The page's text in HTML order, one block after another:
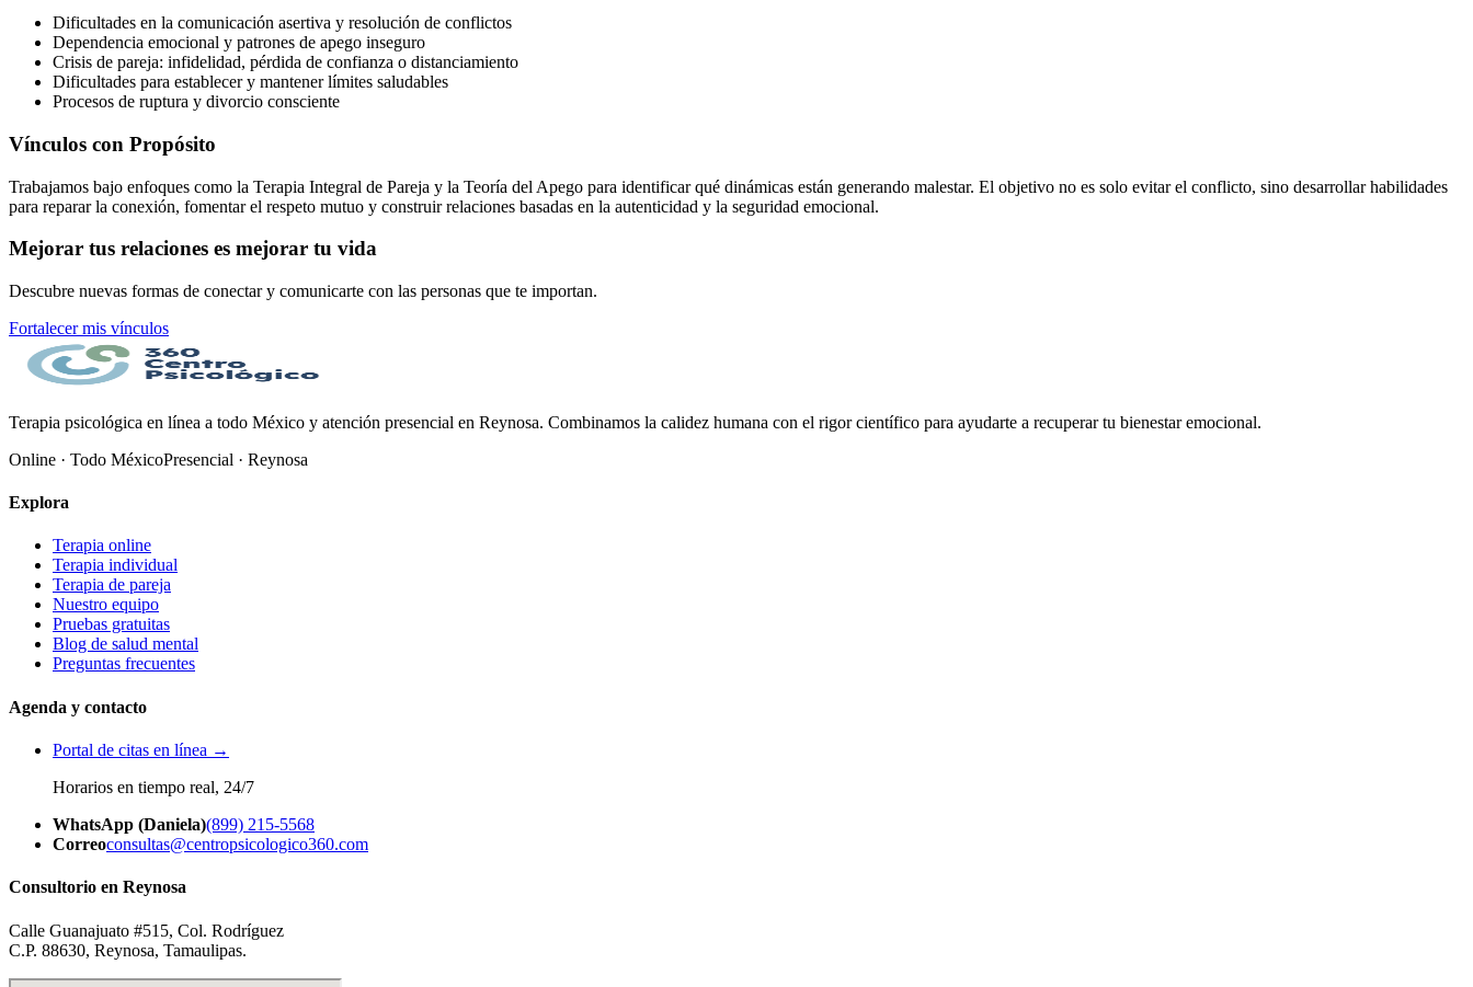
Dificultades en la comunicación asertiva y resolución de conflictos
Dependencia emocional y patrones de apego inseguro
Crisis de pareja: infidelidad, pérdida de confianza o distanciamiento
Dificultades para establecer y mantener límites saludables
Procesos de ruptura y divorcio consciente
Vínculos con Propósito
Trabajamos bajo enfoques como la Terapia Integral de Pareja y la Teoría del Apego para identificar qué dinámicas están generando malestar. El objetivo no es solo evitar el conflicto, sino desarrollar habilidades
para reparar la conexión, fomentar el respeto mutuo y construir relaciones basadas en la autenticidad y la seguridad emocional.
Mejorar tus relaciones es mejorar tu vida
Descubre nuevas formas de conectar y comunicarte con las personas que te importan.
Fortalecer mis vínculos
Terapia psicológica en línea a todo México y atención presencial en Reynosa. Combinamos la calidez humana con el rigor científico para ayudarte a recuperar tu bienestar emocional.
Online · Todo MéxicoPresencial · Reynosa
Explora
Terapia online
Terapia individual
Terapia de pareja
Nuestro equipo
Pruebas gratuitas
Blog de salud mental
Preguntas frecuentes
Agenda y contacto
Portal de citas en línea →
Horarios en tiempo real, 24/7
WhatsApp (Daniela)(899) 215-5568
Correoconsultas@centropsicologico360.com
Consultorio en Reynosa
Calle Guanajuato #515, Col. Rodríguez
C.P. 88630, Reynosa, Tamaulipas.